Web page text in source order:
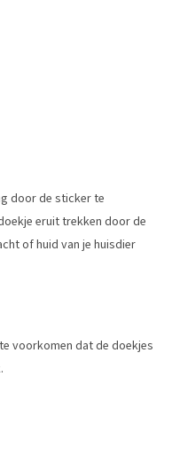
door de sticker te
eruit trekken door de
of huid van je huisdier
voorkomen dat de doekjes